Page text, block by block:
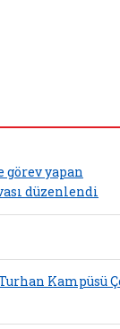
yapan
düzenlendi
Kampüsü